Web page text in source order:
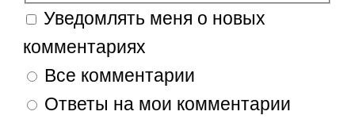
Уведомлять меня о новых
комментариях
Все комментарии
Ответы на мои комментарии